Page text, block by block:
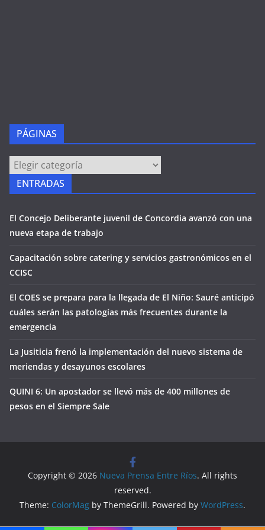
PÁGINAS
PÁGINAS
ENTRADAS
El Concejo Deliberante juvenil de Concordia avanzó con una
nueva etapa de trabajo
Capacitación sobre catering y servicios gastronómicos en el
CCISC
El COES se prepara para la llegada de El Niño: Sauré anticipó
cuáles serán las patologías más frecuentes durante la
emergencia
La Jusiticia frenó la implementación del nuevo sistema de
meriendas y desayunos escolares
QUINI 6: Un apostador se llevó más de 400 millones de
pesos en el Siempre Sale
Copyright © 2026 Nueva Prensa Entre Ríos. All rights
reserved.
Theme: ColorMag by ThemeGrill. Powered by WordPress.